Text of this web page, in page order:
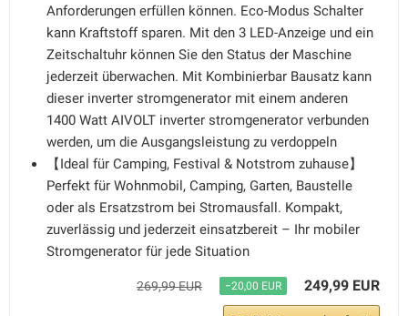
Anforderungen erfüllen können. Eco-Modus Schalter
kann Kraftstoff sparen. Mit den 3 LED-Anzeige und ein
Zeitschaltuhr können Sie den Status der Maschine
jederzeit überwachen. Mit Kombinierbar Bausatz kann
dieser inverter stromgenerator mit einem anderen
1400 Watt AIVOLT inverter stromgenerator verbunden
werden, um die Ausgangsleistung zu verdoppeln
【Ideal für Camping, Festival & Notstrom zuhause】
Perfekt für Wohnmobil, Camping, Garten, Baustelle
oder als Ersatzstrom bei Stromausfall. Kompakt,
zuverlässig und jederzeit einsatzbereit – Ihr mobiler
Stromgenerator für jede Situation
269,99 EUR −20,00 EUR 249,99 EUR